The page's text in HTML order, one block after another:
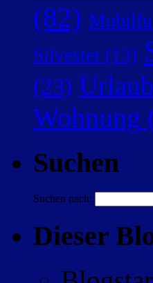
(82)
Silvester (13)
(23) Urlaub
Wohnung
Suchen
Suchen nach:
Dieser